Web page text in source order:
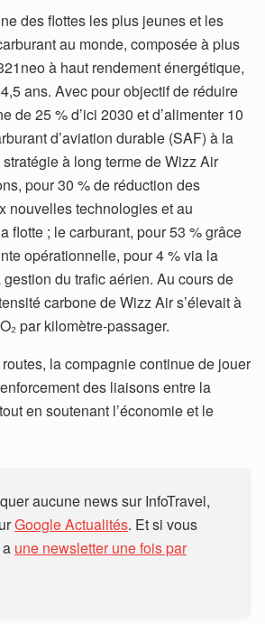
des flottes les plus jeunes et les
au monde, composée à plus
à haut rendement énergétique,
ans. Avec pour objectif de réduire
de 25 % d’ici 2030 et d’alimenter 10
d’aviation durable (SAF) à la
à long terme de Wizz Air
pour 30 % de réduction des
nouvelles technologies et au
flotte ; le carburant, pour 53 % grâce
opérationnelle, pour 4 % via la
du trafic aérien. Au cours de
carbone de Wizz Air s’élevait à
par kilomètre-passager.
la compagnie continue de jouer
des liaisons entre la
en soutenant l’économie et le
aucune news sur InfoTravel,
Google Actualités. Et si vous
une newsletter une fois par